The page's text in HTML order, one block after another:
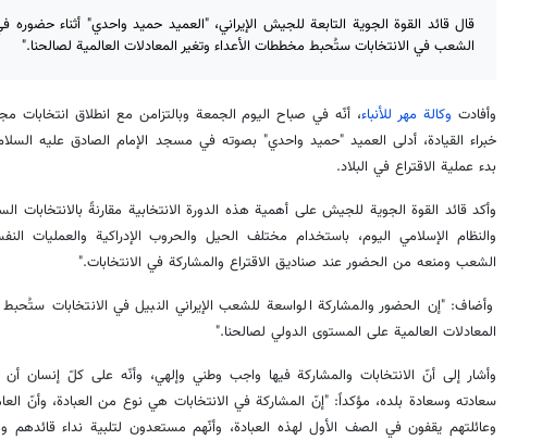
قال قائد القوة الجوية التابعة للجيش الإيراني، "العميد حميد واحدي" أثناء حضوره
الشعب في الانتخابات ستُحبط مخططات الأعداء وتغير المعادلات العالمية لصالحنا."
وأفادت وكالة مهر للأنباء، أنّه في صباح اليوم الجمعة وبالتزامن مع انطلاق
خبراء القيادة، أدلى العميد "حميد واحدي" بصوته في مسجد الإمام الصادق عليه
بدء عملية الاقتراع في البلاد.
وأكد قائد القوة الجوية للجيش على أهمية هذه الدورة الانتخابية مقارنةً بالانتخابات
والنظام الإسلامي اليوم، باستخدام مختلف الحيل والحروب الإدراكية والعمليات
الشعب ومنعه من الحضور عند صناديق الاقتراع والمشاركة في الانتخابات."
وأضاف: "إن الحضور والمشاركة الواسعة للشعب الإيراني النبيل في الانتخابات
المعادلات العالمية على المستوى الدولي لصالحنا."
وأشار إلى أنّ الانتخابات والمشاركة فيها واجب وطني وإلهي، وأنّه على كلّ إنسان
سعادته وسعادة بلده، مؤكداً: "إنّ المشاركة في الانتخابات هي نوع من العبادة، وأنّ
وعائلتهم يقفون في الصف الأول لهذه العبادة، وأنّهم مستعدون لتلبية نداء قائدهم